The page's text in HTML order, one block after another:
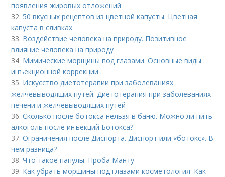
появления жировых отложений
32. 50 вкусных рецептов из цветной капусты. Цветная
капуста в сливках
33. Воздействие человека на природу. Позитивное
влияние человека на природу
34. Мимические морщины под глазами. Основные виды
инъекционной коррекции
35. Искусство диетотерапии при заболеваниях
желчевыводящих путей. Диетотерапия при заболеваниях
печени и желчевыводящих путей
36.Сколько после ботокса нельзя в баню. Можно ли пить
алкоголь после инъекций Ботокса?
37.Ограничения после Диспорта. Диспорт или «ботокс». В
чем разница?
38.Что такое папулы. Проба Манту
39. Как убрать морщины под глазами косметология. Как